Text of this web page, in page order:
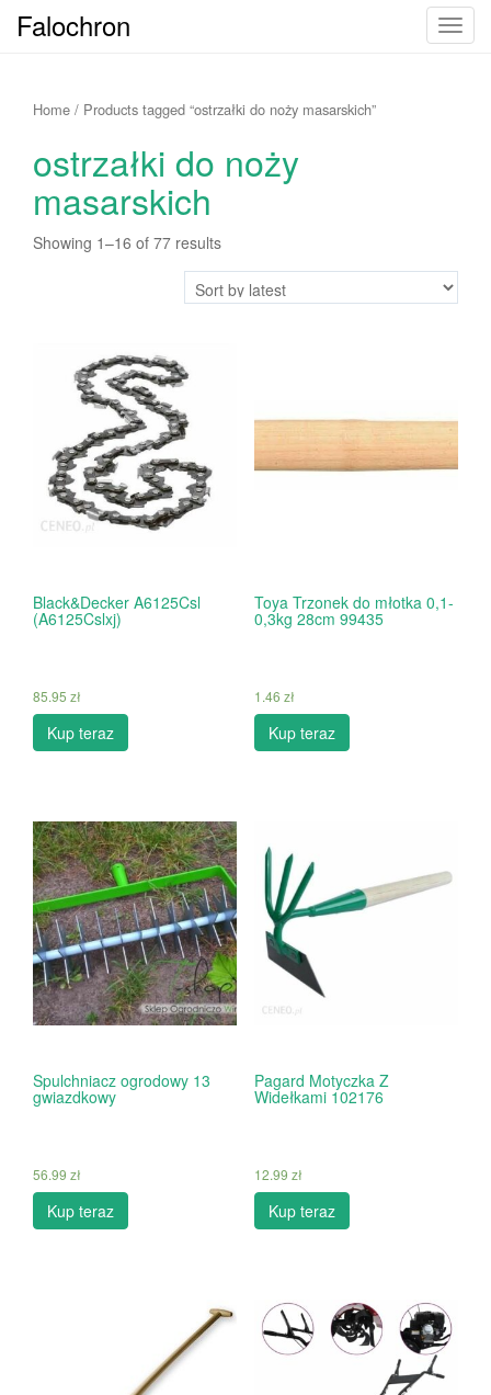
T
g
a
Falochron
Home / Products tagged “ostrzałki do noży masarskich”
ostrzałki do noży
masarskich
Showing 1–16 of 77 results
Black&Decker A6125Csl
(A6125Cslxj)
85.95 zł
Kup teraz
Toya Trzonek do młotka 0,1-
0,3kg 28cm 99435
1.46 zł
Kup teraz
Spulchniacz ogrodowy 13
gwiazdkowy
56.99 zł
Kup teraz
Pagard Motyczka Z
Widełkami 102176
12.99 zł
Kup teraz